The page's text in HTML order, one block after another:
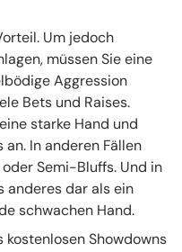
Um jedoch
müssen Sie eine
Aggression
Bets und Raises.
starke Hand und
In anderen Fällen
Semi-Bluffs. Und in
anderes dar als ein
schwachen Hand.
kostenlosen Showdowns